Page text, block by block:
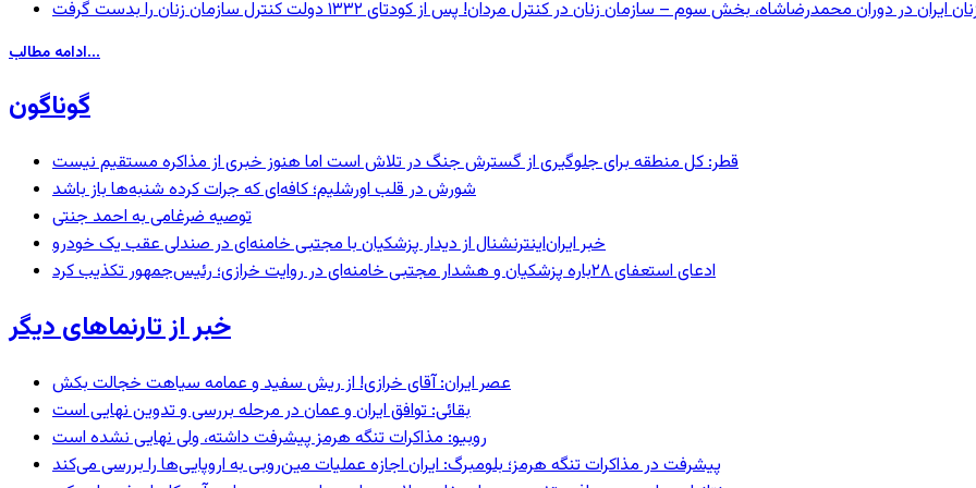
ادامه مطالب...
گوناگون
قطر: کل منطقه برای جلوگیری از گسترش جنگ در تلاش است اما هنوز خبری از مذاکره مستقیم نیست
شورش در قلب اورشلیم؛ کافه‌ای که جرات کرده شنبه‌ها باز باشد
توصیه ضرغامی به احمد جنتی
خبر ایران‌اینترنشنال از دیدار پزشکیان با مجتبی خامنه‌ای در صندلی عقب یک خودرو
ادعای استعفای ۲۸باره پزشکیان و هشدار مجتبی خامنه‌ای در روایت خرازی؛ رئیس‌جمهور تکذیب کرد
خبر از تارنماهای دیگر
عصر ایران: آقای خرازی! از ریش سفید و عمامه سیاهت خجالت بکش
بقائی: توافق ایران و عمان در مرحله بررسی و تدوین نهایی است
روبیو: مذاکرات تنگه هرمز پیشرفت داشته، ولی نهایی نشده است
پیشرفت در مذاکرات تنگه هرمز؛ بلومبرگ: ایران اجازه عملیات مین‌روبی به اروپایی‌ها را بررسی می‌کند